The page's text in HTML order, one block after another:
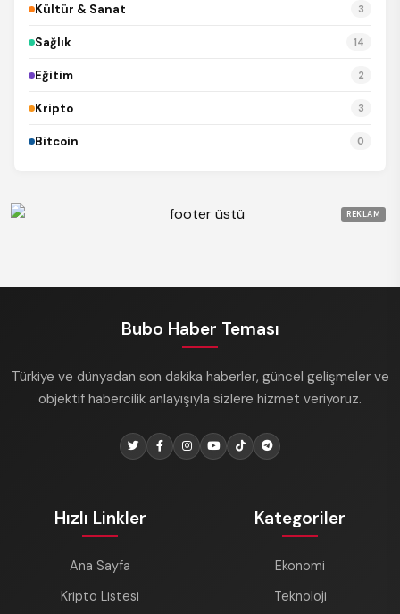
Kültür & Sanat 3
Sağlık 14
Eğitim 2
Kripto 3
Bitcoin 0
REKLAM
Bubo Haber Teması
Türkiye ve dünyadan son dakika haberler, güncel gelişmeler ve
objektif habercilik anlayışıyla sizlere hizmet veriyoruz.
Hızlı Linkler
Ana Sayfa
Kripto Listesi
Kategoriler
Ekonomi
Teknoloji